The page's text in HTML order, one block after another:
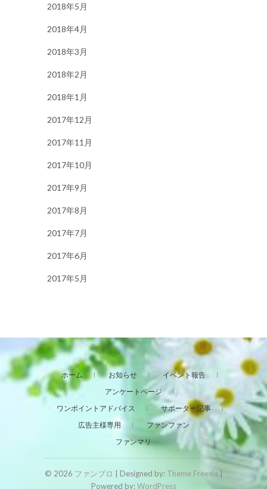
2018年5月
2018年4月
2018年3月
2018年2月
2018年1月
2017年12月
2017年11月
2017年10月
2017年9月
2017年8月
2017年7月
2017年6月
2017年5月
ホーム お知らせ
イベント報告
アンケートページ
ワンポイントアドバイス
サポーター記事
広告主様専用
ファンファン
ファンマリ
© 2026 ファンブロ | Designed by: Theme Freesia
Powered by:WordPress